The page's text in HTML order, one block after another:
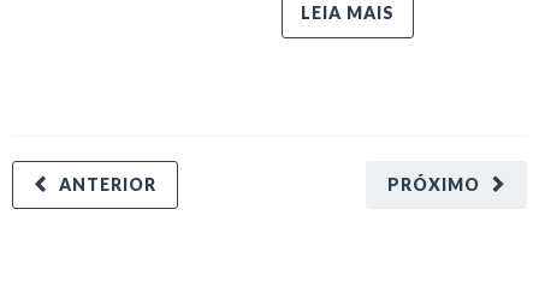
LEIA MAIS
PRÓXIMO
ANTERIOR